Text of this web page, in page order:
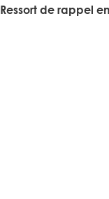
Ressort de rappel